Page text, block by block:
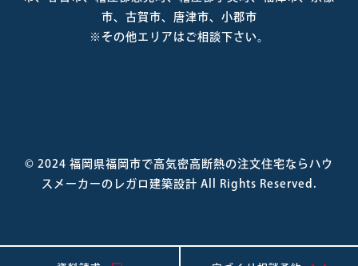
市、古賀市、唐津市、小郡市
※その他エリアはご相談下さい。
© 2024 福岡県福岡市で高気密高断熱の注文住宅ならハウ
スメーカーのレガロ建築設計 All Rights Reserved.